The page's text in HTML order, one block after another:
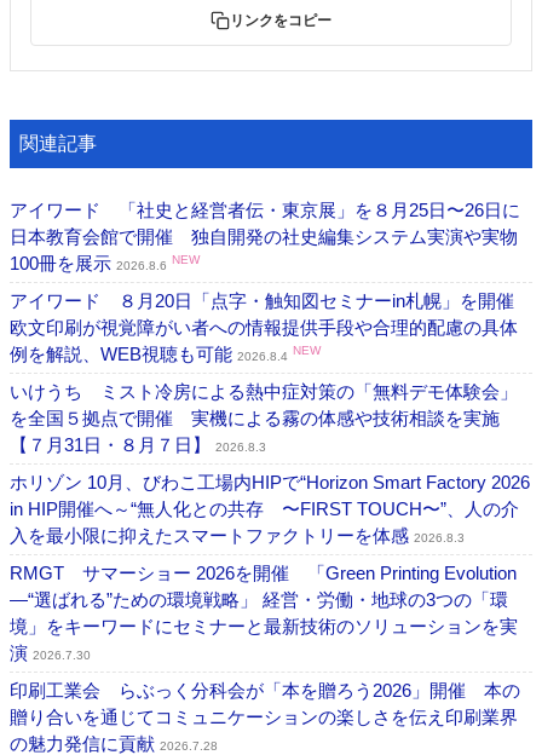
リンクをコピー
関連記事
アイワード 「社史と経営者伝・東京展」を８月25日〜26日に
日本教育会館で開催 独自開発の社史編集システム実演や実物
100冊を展示 2026.8.6 NEW
アイワード ８月20日「点字・触知図セミナーin札幌」を開催
欧文印刷が視覚障がい者への情報提供手段や合理的配慮の具体
例を解説、WEB視聴も可能 2026.8.4 NEW
いけうち ミスト冷房による熱中症対策の「無料デモ体験会」
を全国５拠点で開催 実機による霧の体感や技術相談を実施
【７月31日・８月７日】
2026.8.3
ホリゾン 10月、びわこ工場内HIPで“Horizon Smart Factory 2026
in HIP開催へ～“無人化との共存 〜FIRST TOUCH〜”、人の介
入を最小限に抑えたスマートファクトリーを体感 2026.8.3
RMGT サマーショー 2026を開催 「Green Printing Evolution
―“選ばれる”ための環境戦略」 経営・労働・地球の3つの「環
境」をキーワードにセミナーと最新技術のソリューションを実
演 2026.7.30
印刷工業会 らぶっく分科会が「本を贈ろう2026」開催 本の
贈り合いを通じてコミュニケーションの楽しさを伝え印刷業界
の魅力発信に貢献 2026.7.28